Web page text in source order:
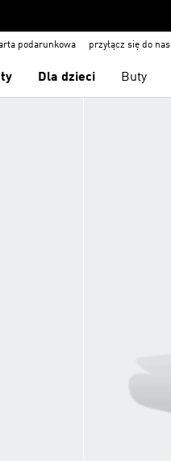
podarunkowa przyłącz się do nas
Dla dzieci Buty